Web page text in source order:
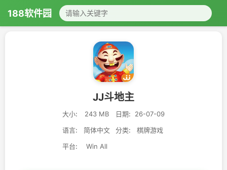
188软件园
JJ斗地主
大小: 243 MB 日期:
26-07-09
语言:
简体中文 分类:
棋牌游戏
平台:
Win All